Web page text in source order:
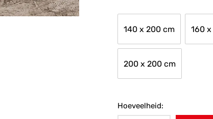
140 x 200 cm 160
200 x 200 cm
Hoeveelheid: